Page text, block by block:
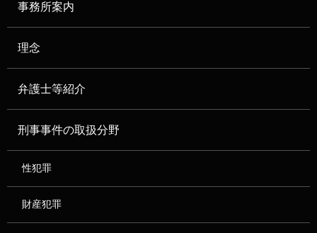
事務所案内
理念
弁護士等紹介
刑事事件の取扱分野
性犯罪
財産犯罪